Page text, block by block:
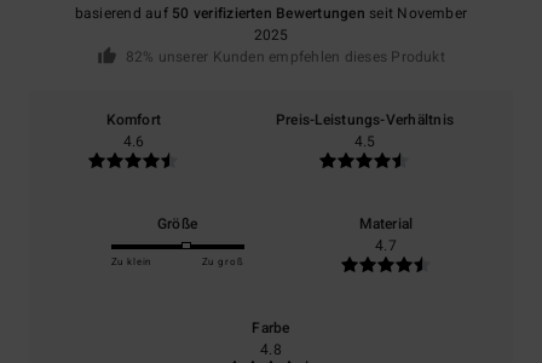
basierend auf 50 verifizierten Bewertungen seit November
2025
82% unserer Kunden empfehlen dieses Produkt
Komfort
4.6
Preis-Leistungs-Verhältnis
4.5
Größe
Zu klein Zu groß
Material
4.7
Farbe
4.8